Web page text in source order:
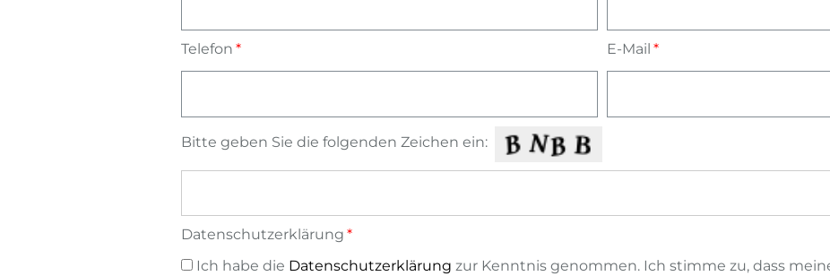
Telefon E-Mail
Bitte geben Sie die folgenden Zeichen ein:
Datenschutzerklärung
Ich habe die Datenschutzerklärung zur Kenntnis genommen. Ich stimme zu, dass